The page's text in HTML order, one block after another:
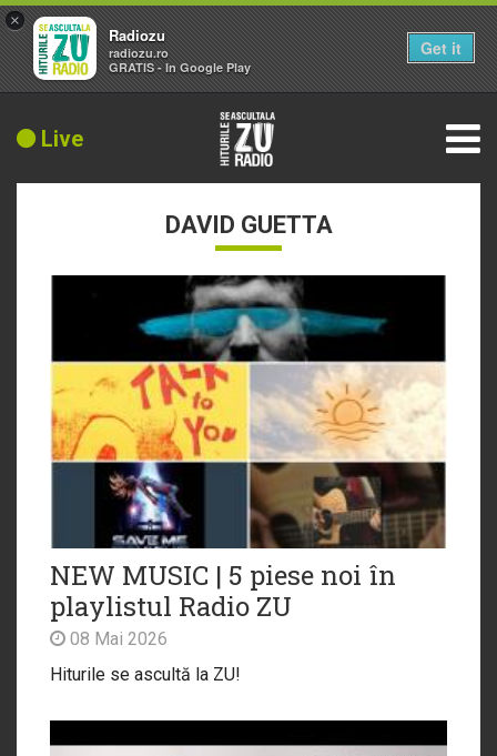
Live
DAVID GUETTA
NEW MUSIC | 5 piese noi în
playlistul Radio ZU
08 Mai 2026
Hiturile se ascultă la ZU!
×
Radiozu
radiozu.ro
GRATIS - In Google Play
Get it